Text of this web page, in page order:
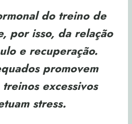
do treino de
por isso, da relação
e recuperação.
promovem
excessivos
stress.